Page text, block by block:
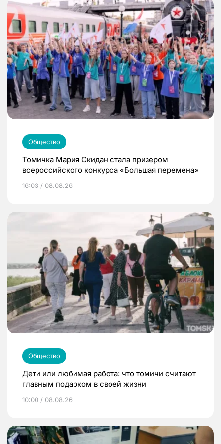
Общество
Томичка Мария Скидан стала призером
всероссийского конкурса «Большая перемена»
16:03 / 08.08.26
Общество
Дети или любимая работа: что томичи считают
главным подарком в своей жизни
10:00 / 08.08.26